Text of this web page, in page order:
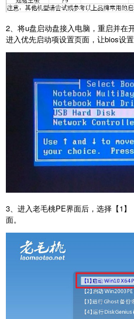
2、将u盘启动盘接入电脑，重启并在
进入优先启动项设置页面，让bios设置
3、进入老毛桃PE界面后，选择【1】
面。